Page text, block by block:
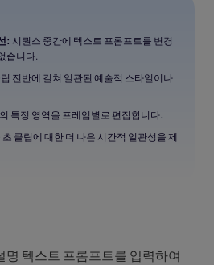
: 시퀀스 중간에 텍스트 프롬프트를 변경
습니다.
전반에 걸쳐 일관된 예술적 스타일이나
특정 영역을 프레임별로 편집합니다.
초 클립에 대한 더 나은 시간적 일관성을 제
명 텍스트 프롬프트를 입력하여